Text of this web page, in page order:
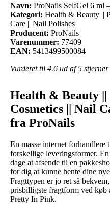
Navn: ProNails SelfGel 6 ml
Kategori: Health & Beauty ||
Care || Nail Polishes
Producent: ProNails
Varenummer: 77409
EAN: 5413499500084
Vurderet til 4.6 ud af 5 stjerner
Health & Beauty ||
Cosmetics || Nail
fra ProNails
En masse internet forhandlere
forskellige leveringsformer.
dage at afsende til en
for dig at kunne hente dine
Fragttypen er jo ret så
prisbilligste fragtform ved
Pretty In Pink.